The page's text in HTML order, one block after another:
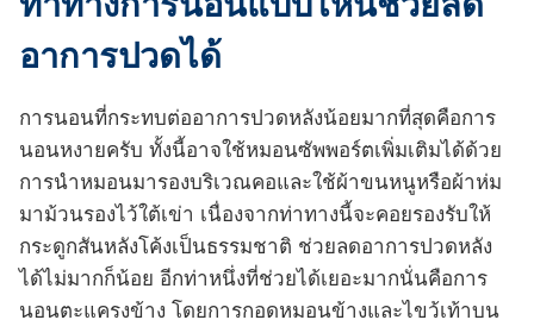
อาการปวดได้
การนอนที่กระทบต่ออาการปวดหลังน้อยมากที่สุดคือการ
นอนหงายครับ ทั้งนี้อาจใช้หมอนซัพพอร์ตเพิ่มเติมได้ด้วย
การนำหมอนมารองบริเวณคอและใช้ผ้าขนหนูหรือผ้าห่ม
มาม้วนรองไว้ใต้เข่า เนื่องจากท่าทางนี้จะคอยรองรับให้
กระดูกสันหลังโค้งเป็นธรรมชาติ ช่วยลดอาการปวดหลัง
ได้ไม่มากก็น้อย อีกท่าหนึ่งที่ช่วยได้เยอะมากนั่นคือการ
นอนตะแครงข้าง โดยการกอดหมอนข้างและไขว้เท้าบน